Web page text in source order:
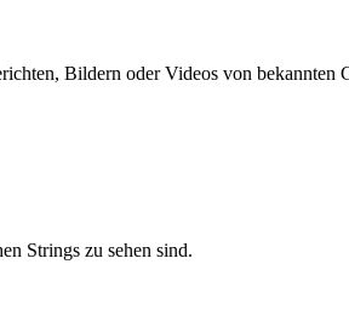
Bildern oder Videos von bekannten
Strings zu sehen sind.